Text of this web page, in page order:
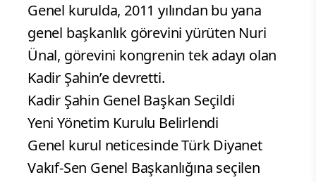
Genel kurulda, 2011 yılından bu yana
genel başkanlık görevini yürüten Nuri
Ünal, görevini kongrenin tek adayı olan
Kadir Şahin’e devretti.
Kadir Şahin Genel Başkan Seçildi
Yeni Yönetim Kurulu Belirlendi
Genel kurul neticesinde Türk Diyanet
Vakıf-Sen Genel Başkanlığına seçilen